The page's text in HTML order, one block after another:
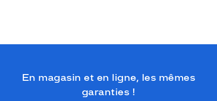
En magasin et en ligne, les mêmes
garanties !